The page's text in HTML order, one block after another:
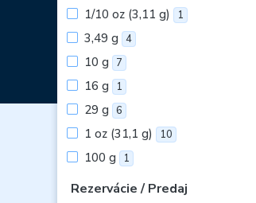
1/10 oz (3,11 g) 1
3,49 g 4
10 g 7
16 g 1
29 g 6
1 oz (31,1 g) 10
100 g 1
Rezervácie / Predaj